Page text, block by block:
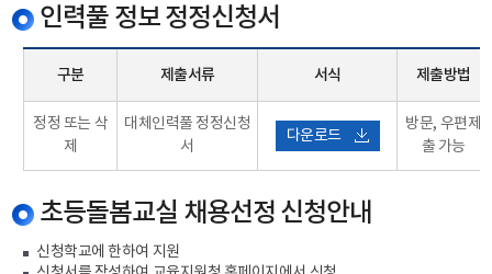
인력풀 정보 정정신청서
구분 제출서류 서식 제출방법
정정 또는 삭
제
대체인력풀 정정신청
서
다운로드
방문, 우편제
출 가능
초등돌봄교실 채용선정 신청안내
신청학교에 한하여 지원